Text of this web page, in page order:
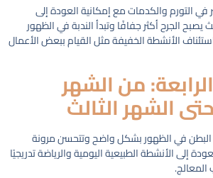
التورم والكدمات مع إمكانية العودة إلى
الجرح أكثر جفافًا وتبدأ الندبة في الظهور
الأنشطة الخفيفة مثل القيام ببعض الأعمال
من الشهر
الشهر الثالث
البطن في الظهور بشكل واضح وتتحسن مرونة
إلى الأنشطة الطبيعية اليومية والرياضة تدريجيًا